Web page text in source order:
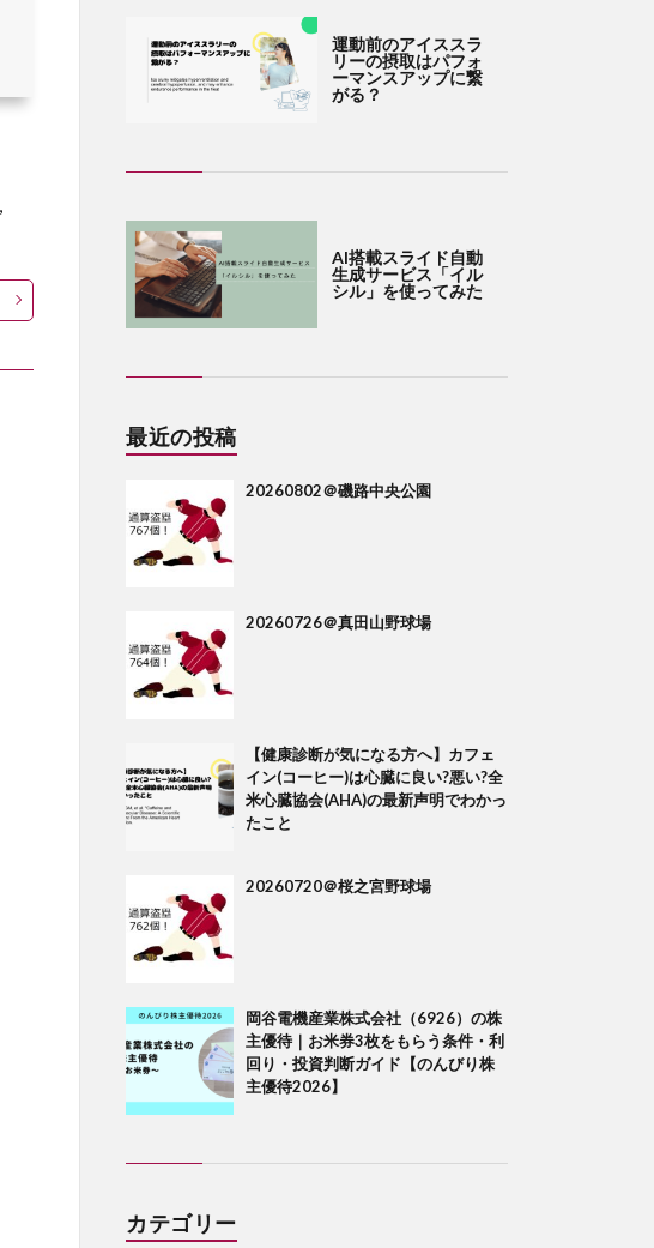
運動前のアイススラ
リーの摂取はパフォ
ーマンスアップに繋
がる？
AI搭載スライド自動
生成サービス「イル
シル」を使ってみた
最近の投稿
20260802＠磯路中央公園
20260726＠真田山野球場
【健康診断が気になる方へ】カフェ
イン(コーヒー)は心臓に良い?悪い?全
米心臓協会(AHA)の最新声明でわかっ
たこと
20260720＠桜之宮野球場
岡谷電機産業株式会社（6926）の株
主優待｜お米券3枚をもらう条件・利
回り・投資判断ガイド【のんびり株
主優待2026】
カテゴリー